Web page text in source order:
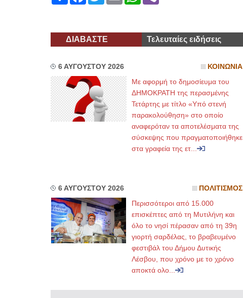
ΔΙΑΒΑΣΤΕ Τελευταίες ειδήσεις
6 ΑΥΓΟΥΣΤΟΥ 2026 ΚΟΙΝΩΝΙΑ
Με αφορμή το δημοσίευμα του
ΔΗΜΟΚΡΑΤΗ της περασμένης
Τετάρτης με τίτλο «Υπό στενή
παρακολούθηση» στο οποίο
αναφερόταν τα αποτελέσματα της
σύσκεψης που πραγματοποιήθηκε
στα γραφεία της ετ...
6 ΑΥΓΟΥΣΤΟΥ 2026 ΠΟΛΙΤΙΣΜΟΣ
Περισσότεροι από 15.000
επισκέπτες από τη Μυτιλήνη και
όλο το νησί πέρασαν από τη 39η
γιορτή σαρδέλας, το βραβευμένο
φεστιβάλ του Δήμου Δυτικής
Λέσβου, που χρόνο με το χρόνο
αποκτά ολο...